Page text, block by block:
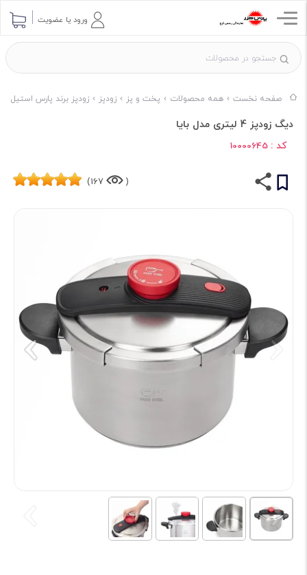
ورود یا عضویت
صفحه نخست همه محصولات پخت و پز زودپز زودپز برند پارس استیل
دیگ زودپز 4 لیتری مدل بایا
کد : 10000645
(
167)